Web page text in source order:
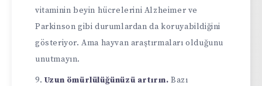
vitaminin beyin hücrelerini Alzheimer ve
Parkinson gibi durumlardan da koruyabildiğini
gösteriyor. Ama hayvan araştırmaları olduğunu
unutmayın.
Uzun ömürlülüğünüzü artırın.Bazı